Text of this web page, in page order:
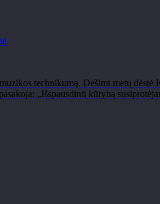
technikumą. Dešimt metų
„Išspausdinti kūrybą